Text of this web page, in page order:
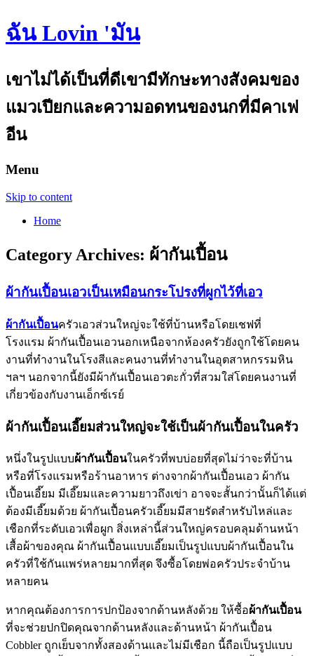
ฉัน Lovin 'มัน
เขาไม่ได้เป็นที่ดีเขามีทักษะทางสังคมของ
แมวเปียกและความอดทนของนกที่มีคาเฟ
อีน
Menu
Skip to content
Home
Category Archives: ผ้ากันเปี้อน
ผ้ากันเปื้อนเอวเป็นเหมือนกระโปรงที่ผูกไว้ที่เอว
ผ้ากันเปื้อนครัวเอวส่วนใหญ่จะใช้ที่บ้านหรือโดยเชฟที่
โรงแรม ผ้ากันเปื้อนเอวนอกเหนือจากห้องครัวยังถูกใช้โดยคน
งานที่ทำงานในโรงสีและคนงานที่ทำงานในอุตสาหกรรมหิน
ฯลฯ นอกจากนี้ยังมีผ้ากันเปื้อนเอวตะกั่วที่สวมใส่โดยคนงานที่
เกี่ยวข้องกับงานเอ็กซ์เรย์
ผ้ากันเปื้อนเอี๊ยมส่วนใหญ่จะใช้เป็นผ้ากันเปื้อนในครัว
หนึ่งในรูปแบบผ้ากันเปื้อนในครัวที่พบบ่อยที่สุดไม่ว่าจะที่บ้าน
หรือที่โรงแรมหรือร้านอาหาร ต่างจากผ้ากันเปื้อนเอว ผ้ากัน
เปื้อนเอี๊ยม มีเอี๊ยมและความยาวถึงเข่า อาจจะสั้นกว่านั้นก็ได้แต่
ต้องมีเอี๊ยมด้วย ผ้ากันเปื้อนครัวเอี๊ยมมีสายรัดสำหรับไหล่และ
เชือกที่ระดับเอวเพื่อผูก สิ่งเหล่านี้ส่วนใหญ่ครอบคลุมด้านหน้า
เสื้อผ้าของคุณ ผ้ากันเปื้อนแบบเอี๊ยมเป็นรูปแบบผ้ากันเปื้อนใน
ครัวที่ใช้กันแพร่หลายมากที่สุด จึงซื้อโดยพ่อครัวประจำบ้าน
หลายคน
หากคุณต้องการการปกป้องจากด้านหลังด้วย ให้ซื้อผ้ากันเปื้อน
ที่จะช่วยปกปิดคุณจากด้านหลังและด้านหน้า ผ้ากันเปื้อน
Cobbler ถูกเย็บจากทั้งสองด้านและไม่มีเชือก นี้ถือเป็นรูปแบบ